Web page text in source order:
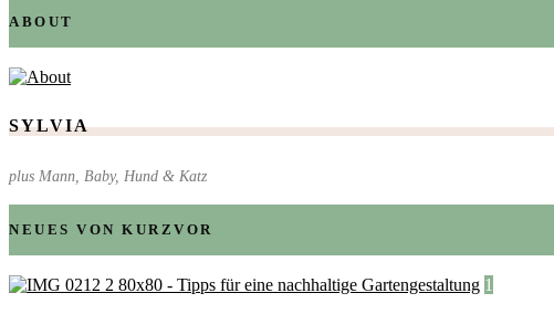
ABOUT
SYLVIA
plus Mann, Baby, Hund & Katz
NEUES VON KURZVOR
1